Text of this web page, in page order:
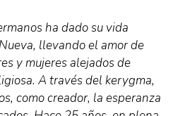
ha dado su vida
llevando el amor de
y mujeres alejados de
A través del kerygma,
como creador, la esperanza